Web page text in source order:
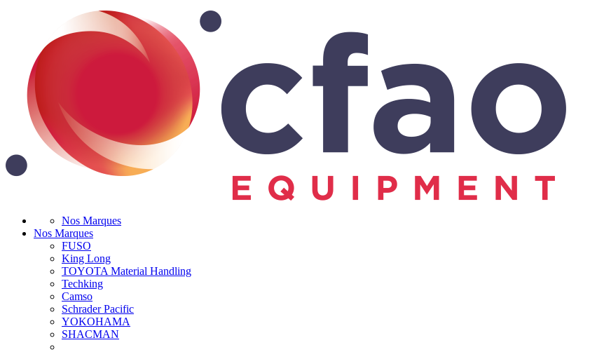
Nos Marques
Nos Marques
FUSO
King Long
TOYOTA Material Handling
Techking
Camso
Schrader Pacific
YOKOHAMA
SHACMAN